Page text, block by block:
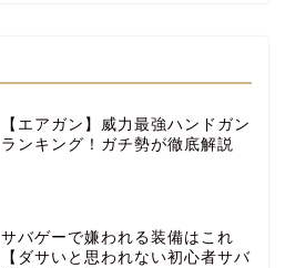
【エアガン】威力最強ハンドガン
ランキング！ガチ勢が徹底解説
サバゲーで嫌われる装備はこれ
【ダサいと思われない初心者サバ